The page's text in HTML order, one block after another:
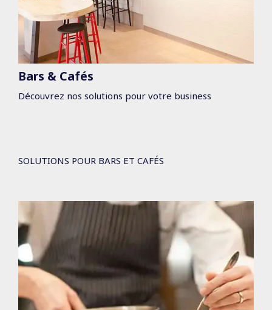
Bars & Cafés
Découvrez nos solutions pour votre business
SOLUTIONS POUR BARS ET CAFÉS